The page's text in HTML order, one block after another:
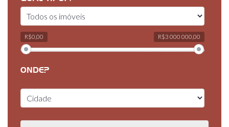
R$0,00 R$3 000 000,00
ONDE?